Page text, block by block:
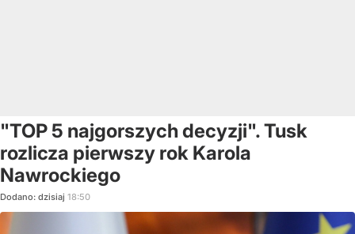
"TOP 5 najgorszych decyzji". Tusk
rozlicza pierwszy rok Karola
Nawrockiego
Dodano: dzisiaj 18:50